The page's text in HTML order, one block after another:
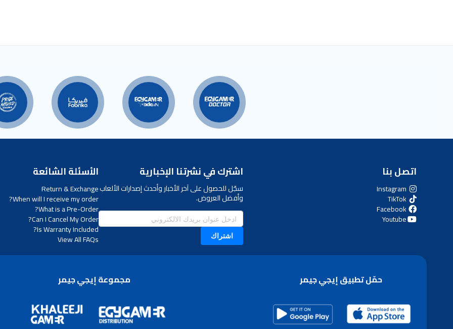
اتصل بنا
Instagram
TikTok
Facebook
Youtube
اشترك في نشرتنا الإخبارية
سجّل للحصول على آخر الأخبار وأحدث إصدارات الألعاب
وأفضل العروض.
اشتراك
الأسئلة الشائعة
Return & Exchange
When will I receive my order?
What is a Pre-Order?
Can I Cancel My Order?
Is Warranty Included?
View All FAQs
حمّل تطبيق إيجي جيمر مجموعة إيجي جيمر